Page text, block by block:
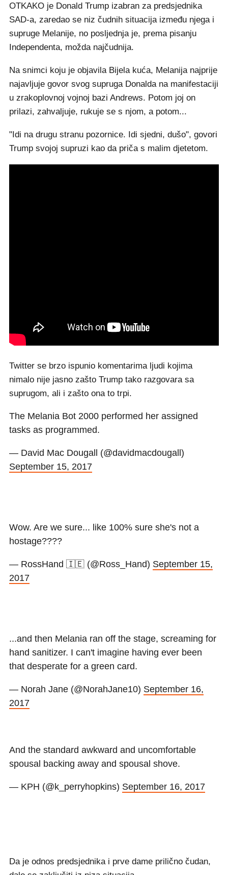
OTKAKO je Donald Trump izabran za predsjednika
SAD-a, zaredao se niz čudnih situacija između njega i
supruge Melanije, no posljednja je, prema pisanju
Independenta, možda najčudnija.
Na snimci koju je objavila Bijela kuća, Melanija najprije
najavljuje govor svog supruga Donalda na manifestaciji
u zrakoplovnoj vojnoj bazi Andrews. Potom joj on
prilazi, zahvaljuje, rukuje se s njom, a potom...
"Idi na drugu stranu pozornice. Idi sjedni, dušo", govori
Trump svojoj supruzi kao da priča s malim djetetom.
Twitter se brzo ispunio komentarima ljudi kojima
nimalo nije jasno zašto Trump tako razgovara sa
suprugom, ali i zašto ona to trpi.
The Melania Bot 2000 performed her assigned
tasks as programmed.
— David Mac Dougall (@davidmacdougall)
September 15, 2017
Wow. Are we sure... like 100% sure she's not a
hostage????
— RossHand 🇮🇪 (@Ross_Hand) September 15,
2017
...and then Melania ran off the stage, screaming for
hand sanitizer. I can't imagine having ever been
that desperate for a green card.
— Norah Jane (@NorahJane10) September 16,
2017
And the standard awkward and uncomfortable
spousal backing away and spousal shove.
— KPH (@k_perryhopkins) September 16, 2017
Da je odnos predsjednika i prve dame prilično čudan,